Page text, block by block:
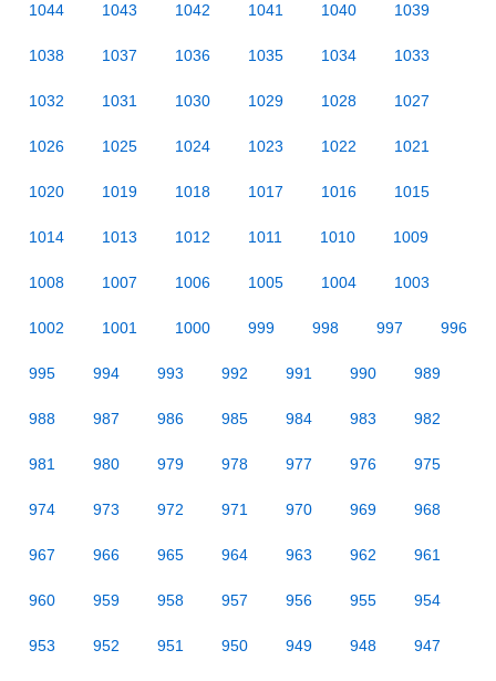
1044 1043 1042 1041 1040 1039
1038 1037 1036 1035 1034 1033
1032 1031 1030 1029 1028 1027
1026 1025 1024 1023 1022 1021
1020 1019 1018 1017 1016 1015
1014 1013 1012 1011 1010 1009
1008 1007 1006 1005 1004 1003
1002 1001 1000 999 998 997 996
995 994 993 992 991 990 989
988 987 986 985 984 983 982
981 980 979 978 977 976 975
974 973 972 971 970 969 968
967 966 965 964 963 962 961
960 959 958 957 956 955 954
953 952 951 950 949 948 947